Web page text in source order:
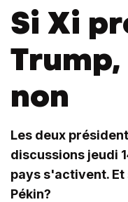
Si Xi
non
Les deux
discussions jeudi
pays s'activent. Et
Pékin?